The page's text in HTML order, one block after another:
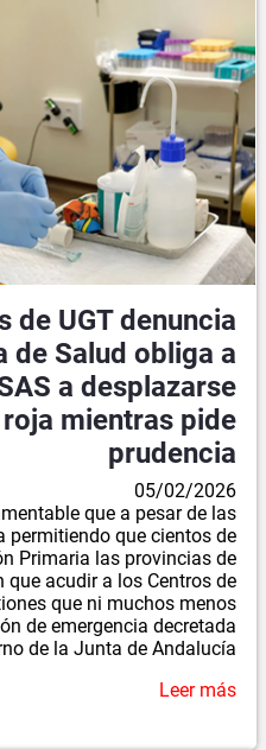
de UGT denuncia
de Salud obliga a
a desplazarse
mientras pide
prudencia
05/02/2026
que a pesar de las
permitiendo que cientos de
Primaria las provincias de
que acudir a los Centros de
que ni muchos menos
de emergencia decretada
de la Junta de Andalucía.
Leer más